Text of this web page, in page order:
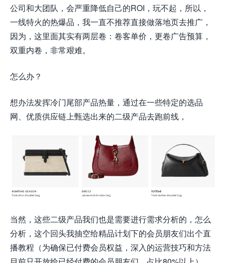
公司和大团队，会严重降低自己的ROI，玩不起，所以，
一线特火的热爆品，我一直不推荐直接做落地页去推广，
因为，这里面其实有两层卷：卷客单价，更卷广告预算，
双重内卷，非常艰难。
怎么办？
想办法发挥冷门尾部产品热量，通过在一些特定的选品
网、优质供应链上甄选出来的二级产品去跑前线，
当然，这些二级产品我们也是需要进行需求分析的，怎么
分析，这个回头我抽空给精品计划下的会员朋友们出个直
播教程（为确保已付费会员权益，深入的运营技巧和方法